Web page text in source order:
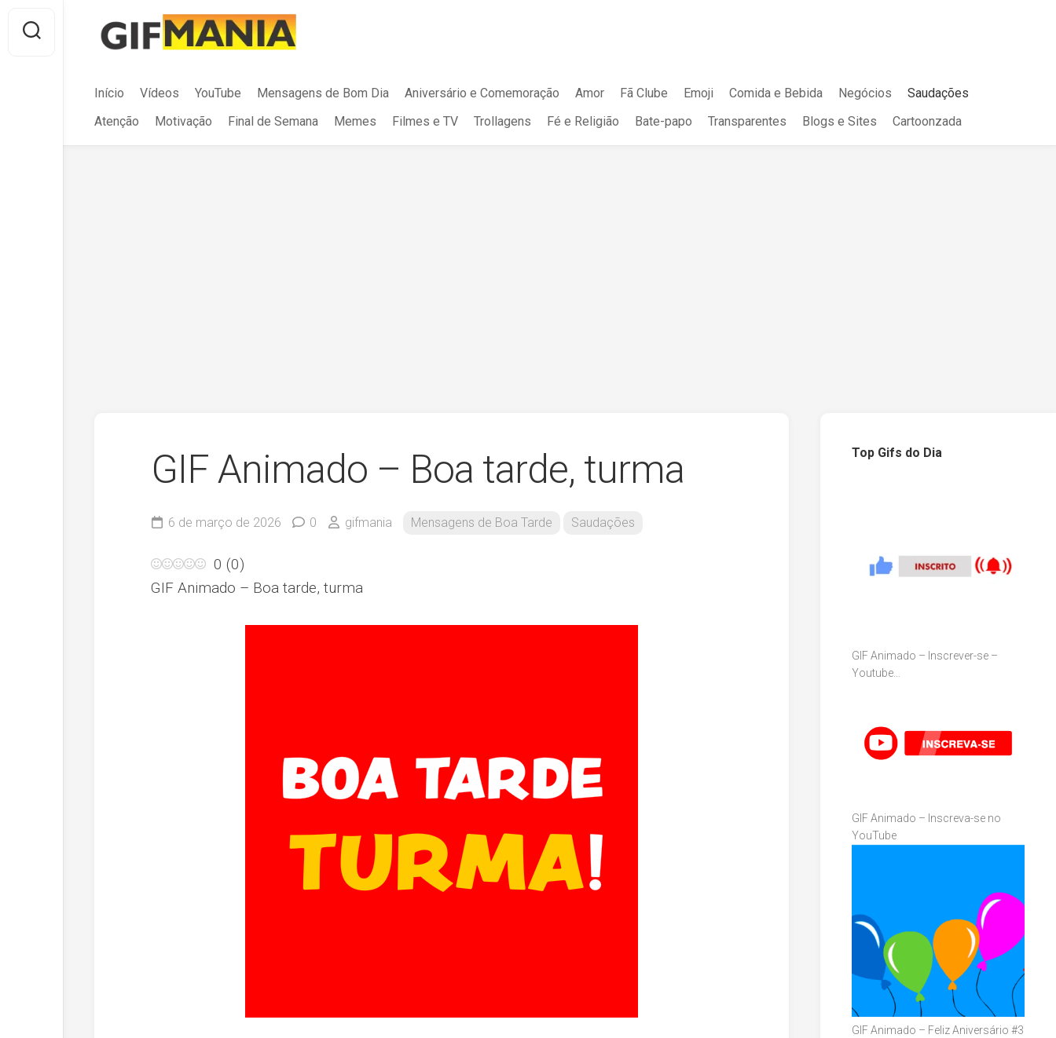
content
Início Vídeos YouTube Mensagens de Bom Dia Aniversário e Comemoração Amor Fã Clube Emoji Comida e Bebida Negócios
Saudações
Atenção
Motivação Final de Semana Memes Filmes e TV Trollagens Fé e Religião Bate-papo Transparentes Blogs e Sites Cartoonzada
GIF Animado – Boa tarde, turma
6 de março de 2026 0 gifmania Mensagens de Boa Tarde Saudações
0 (0)
GIF Animado – Boa tarde, turma
Top Gifs do Dia
GIF Animado – Inscrever-se –
Youtube…
GIF Animado – Inscreva-se no
YouTube
GIF Animado – Feliz Aniversário #3